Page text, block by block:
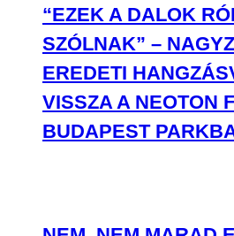
“EZEK A DALOK
SZÓLNAK” –
EREDETI
VISSZA A NEOTON
BUDAPEST